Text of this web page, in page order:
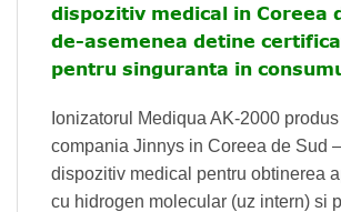
dispozitiv medical in Coreea
de-asemenea detine
pentru singuranta in
Ionizatorul Mediqua AK-2000
compania Jinnys in Coreea de Sud
dispozitiv medical pentru obtinerea
cu hidrogen molecular (uz intern) si